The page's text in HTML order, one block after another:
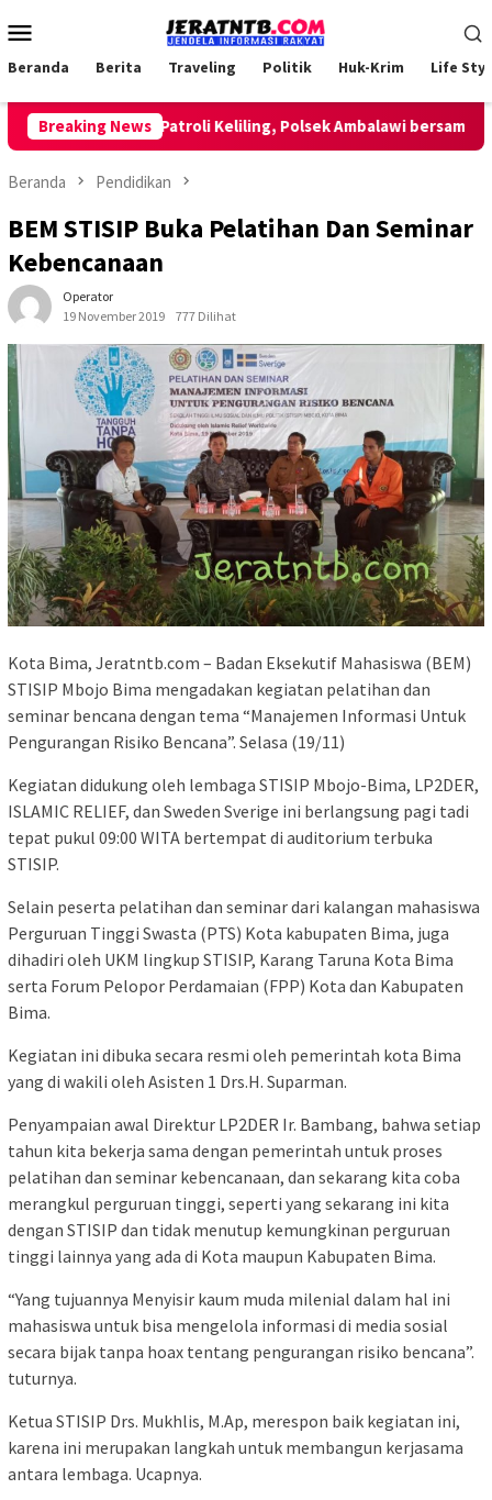
ke
Mobile
Beranda Berita Traveling Politik Huk-Krim Life
Breaking News
Lakukan Patroli Keliling, Polsek Ambalawi bersama TNI
Beranda Pendidikan
BEM STISIP Buka Pelatihan Dan Seminar
Kebencanaan
Operator
19 November 2019
777 Dilihat
Kota Bima, Jeratntb.com – Badan Eksekutif Mahasiswa (BEM)
STISIP Mbojo Bima mengadakan kegiatan pelatihan dan
seminar bencana dengan tema “Manajemen Informasi Untuk
Pengurangan Risiko Bencana”. Selasa (19/11)
Kegiatan didukung oleh lembaga STISIP Mbojo-Bima, LP2DER,
ISLAMIC RELIEF, dan Sweden Sverige ini berlangsung pagi tadi
tepat pukul 09:00 WITA bertempat di auditorium terbuka
STISIP.
Selain peserta pelatihan dan seminar dari kalangan mahasiswa
Perguruan Tinggi Swasta (PTS) Kota kabupaten Bima, juga
dihadiri oleh UKM lingkup STISIP, Karang Taruna Kota Bima
serta Forum Pelopor Perdamaian (FPP) Kota dan Kabupaten
Bima.
Kegiatan ini dibuka secara resmi oleh pemerintah kota Bima
yang di wakili oleh Asisten 1 Drs.H. Suparman.
Penyampaian awal Direktur LP2DER Ir. Bambang, bahwa setiap
tahun kita bekerja sama dengan pemerintah untuk proses
pelatihan dan seminar kebencanaan, dan sekarang kita coba
merangkul perguruan tinggi, seperti yang sekarang ini kita
dengan STISIP dan tidak menutup kemungkinan perguruan
tinggi lainnya yang ada di Kota maupun Kabupaten Bima.
“Yang tujuannya Menyisir kaum muda milenial dalam hal ini
mahasiswa untuk bisa mengelola informasi di media sosial
secara bijak tanpa hoax tentang pengurangan risiko bencana”.
tuturnya.
Ketua STISIP Drs. Mukhlis, M.Ap, merespon baik kegiatan ini,
karena ini merupakan langkah untuk membangun kerjasama
antara lembaga. Ucapnya.